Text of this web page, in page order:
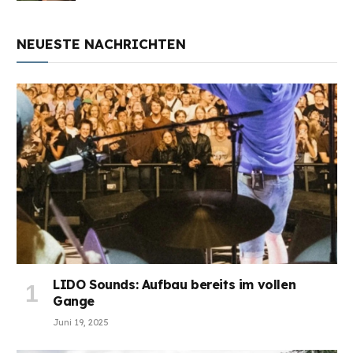
NEUESTE NACHRICHTEN
LIDO Sounds: Aufbau bereits im vollen
Gange
Juni 19, 2025